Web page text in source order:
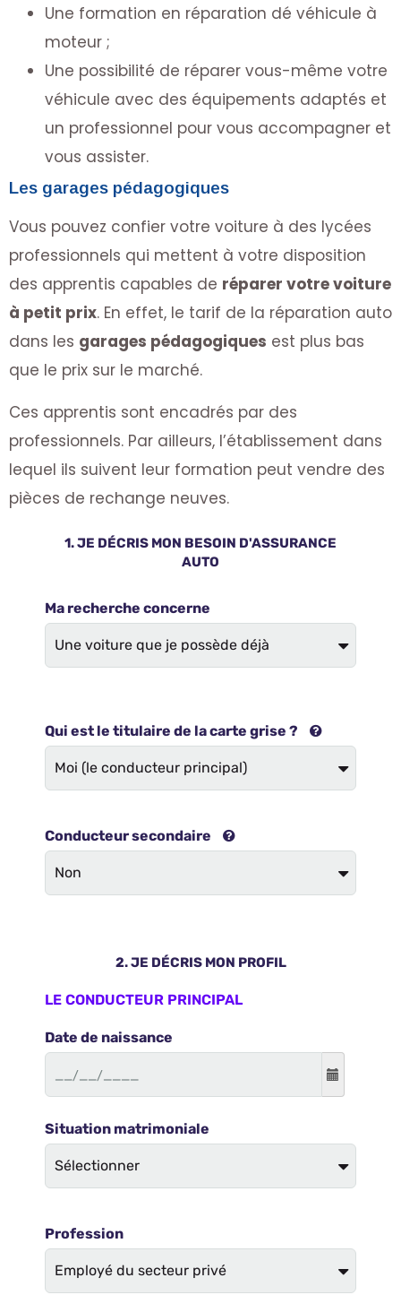
Une formation en réparation dé véhicule à
moteur ;
Une possibilité de réparer vous-même votre
véhicule avec des équipements adaptés et
un professionnel pour vous accompagner et
vous assister.
Les garages pédagogiques
Vous pouvez confier votre voiture à des lycées
professionnels qui mettent à votre disposition
des apprentis capables de réparer votre voiture
à petit prix. En effet, le tarif de la réparation auto
dans les garages pédagogiques est plus bas
que le prix sur le marché.
Ces apprentis sont encadrés par des
professionnels. Par ailleurs, l’établissement dans
lequel ils suivent leur formation peut vendre des
pièces de rechange neuves.